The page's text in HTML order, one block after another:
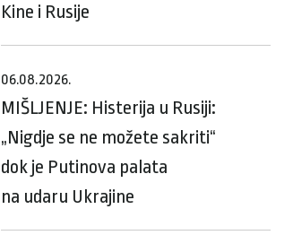
Kine i Rusije
06.08.2026.
MIŠLJENJE: Histerija u Rusiji:
„Nigdje se ne možete sakriti“
dok je Putinova palata
na udaru Ukrajine